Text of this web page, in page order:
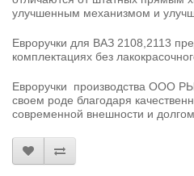
улучшенным механизмом и
Евроручки для ВАЗ 2108,2113
комплектациях без
Евроручки производства ООО
своем роде благодаря
современной внешности и